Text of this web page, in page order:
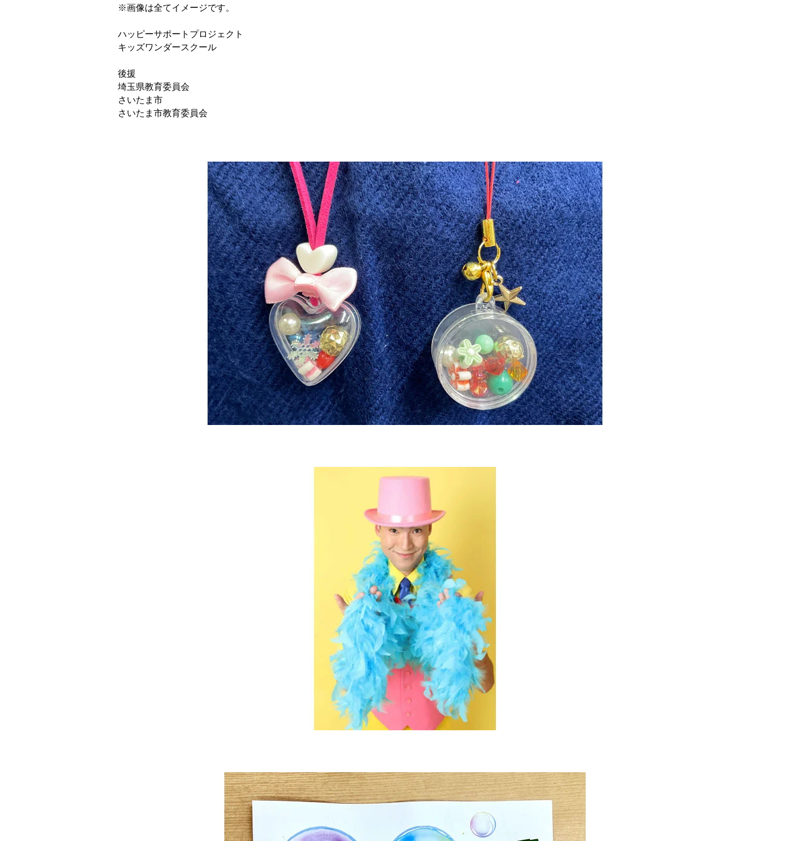
※画像は全てイメージです。
ハッピーサポートプロジェクト
キッズワンダースクール
後援
埼玉県教育委員会
さいたま市
さいたま市教育委員会